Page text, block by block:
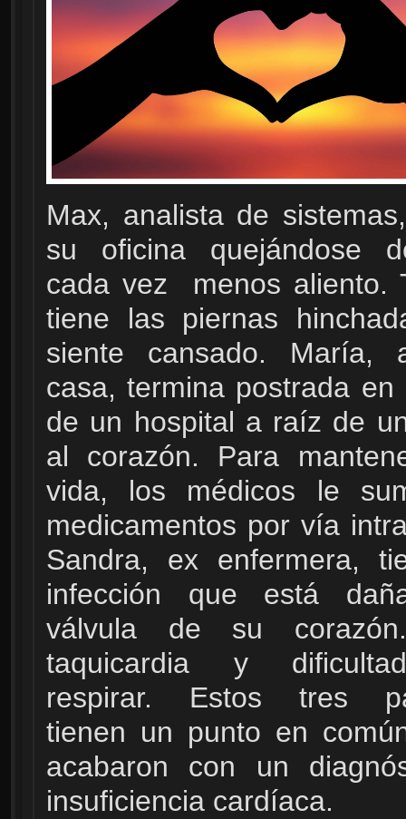
Max, analista de
su oficina quejándose
cada vez menos aliento.
tiene las piernas
siente cansado. María,
casa, termina postrada en
de un hospital a raíz de
al corazón. Para
vida, los médicos le
medicamentos por vía
Sandra, ex enfermera,
infección que está
válvula de su
taquicardia y
respirar. Estos tres
tienen un punto en
acabaron con un
insuficiencia cardíaca.